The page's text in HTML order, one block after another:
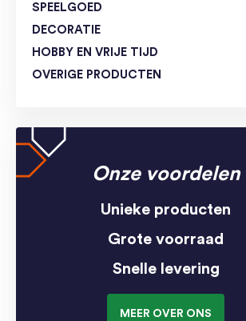
SPEELGOED
DECORATIE
HOBBY EN VRIJE TIJD
OVERIGE PRODUCTEN
Onze voordelen
Unieke producten
Grote voorraad
Snelle levering
MEER OVER ONS